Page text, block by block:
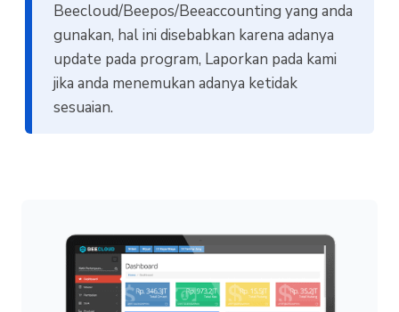
Beecloud/Beepos/Beeaccounting yang anda
gunakan, hal ini disebabkan karena adanya
update pada program, Laporkan pada kami
jika anda menemukan adanya ketidak
sesuaian.